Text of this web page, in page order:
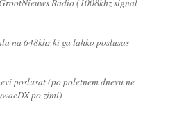
na 648khz ki ga lahko poslusas
poslusat (po poletnem dnevu ne
po zimi)